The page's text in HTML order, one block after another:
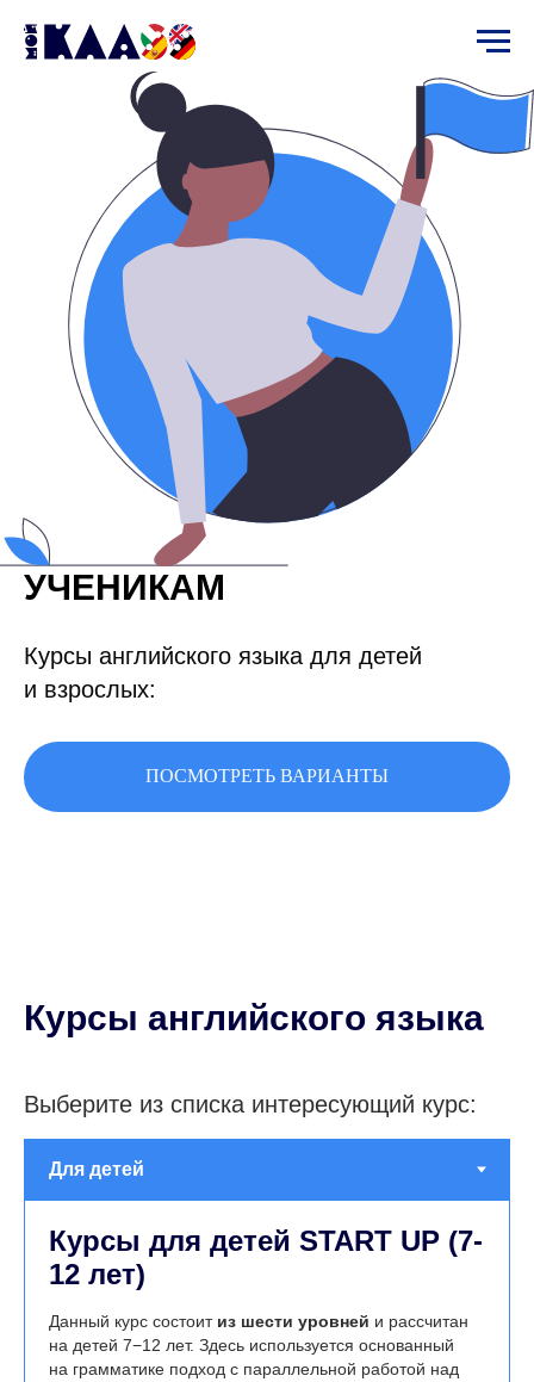
УЧЕНИКАМ
Курсы английского языка для детей
и взрослых:
ПОСМОТРЕТЬ ВАРИАНТЫ
Курсы английского языка
Выберите из списка интересующий курс:
Курсы для детей START UP (7-
12 лет)
Данный курс состоит из шести уровней и рассчитан
на детей 7−12 лет. Здесь используется основанный
на грамматике подход с параллельной работой над